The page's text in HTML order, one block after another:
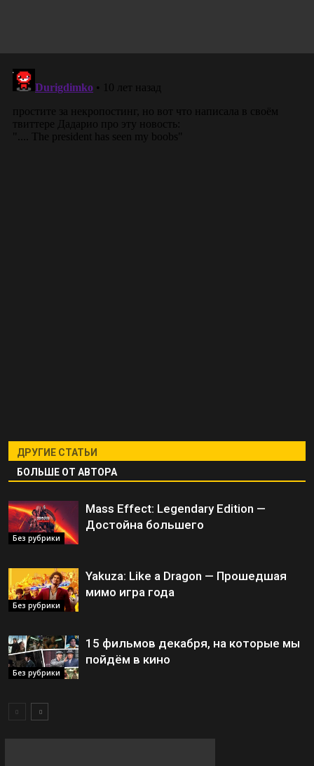
ДРУГИЕ СТАТЬИ
БОЛЬШЕ ОТ АВТОРА
Без рубрики
Mass Effect: Legendary Edition —
Достойна большего
Без рубрики
Yakuza: Like a Dragon — Прошедшая
мимо игра года
Без рубрики
15 фильмов декабря, на которые мы
пойдём в кино